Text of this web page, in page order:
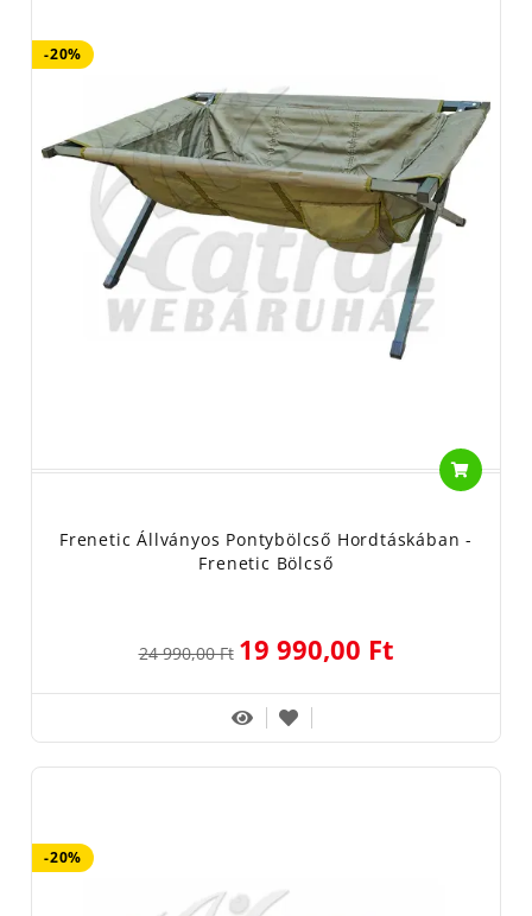
-20%
Frenetic Állványos Pontybölcső Hordtáskában -
Frenetic Bölcső
24 990,00 Ft 19 990,00 Ft
-20%